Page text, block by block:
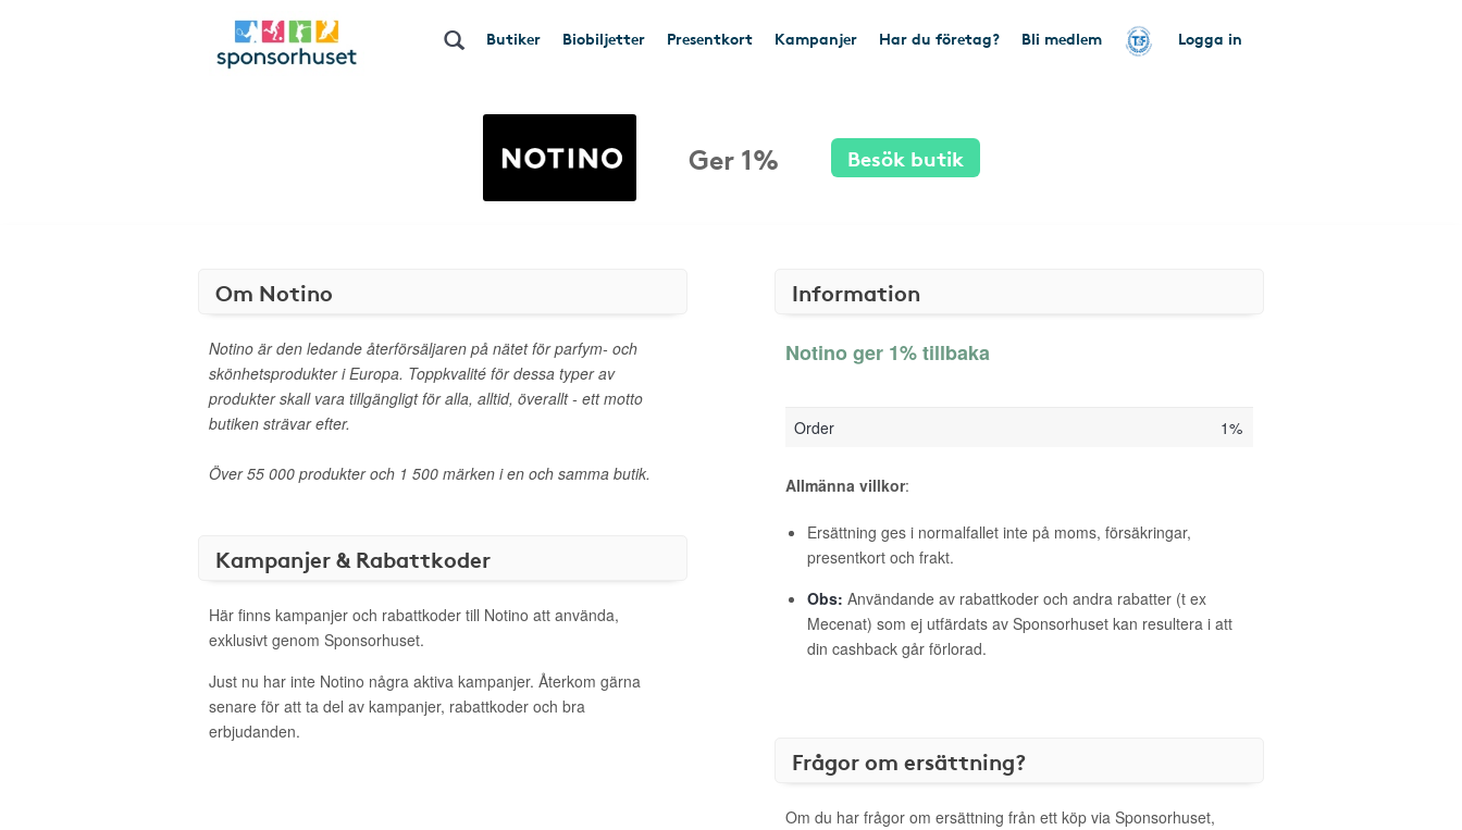
Butiker Biobiljetter Presentkort Kampanjer Har du företag? Bli medlem Logga in
Ger 1% Besök butik
Om Notino
Notino är den ledande återförsäljaren på nätet för parfym- och
skönhetsprodukter i Europa. Toppkvalité för dessa typer av
produkter skall vara tillgängligt för alla, alltid, överallt - ett motto
butiken strävar efter.
Över 55 000 produkter och 1 500 märken i en och samma butik.
Kampanjer & Rabattkoder
Här finns kampanjer och rabattkoder till Notino att använda,
exklusivt genom Sponsorhuset.
Just nu har inte Notino några aktiva kampanjer. Återkom gärna
senare för att ta del av kampanjer, rabattkoder och bra
erbjudanden.
Information
Notino ger 1% tillbaka
Order 1%
Allmänna villkor:
Ersättning ges i normalfallet inte på moms, försäkringar,
presentkort och frakt.
Obs: Användande av rabattkoder och andra rabatter (t ex
Mecenat) som ej utfärdats av Sponsorhuset kan resultera i att
din cashback går förlorad.
Frågor om ersättning?
Om du har frågor om ersättning från ett köp via Sponsorhuset,